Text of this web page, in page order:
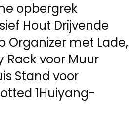
opbergrek
Hout Drijvende
Organizer met Lade,
Rack voor Muur
Stand voor
1Huiyang-